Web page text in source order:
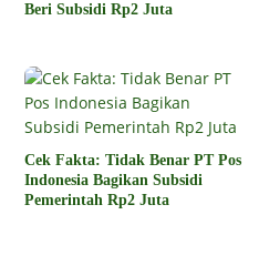
Beri Subsidi Rp2 Juta
Cek Fakta: Tidak Benar PT Pos
Indonesia Bagikan Subsidi
Pemerintah Rp2 Juta